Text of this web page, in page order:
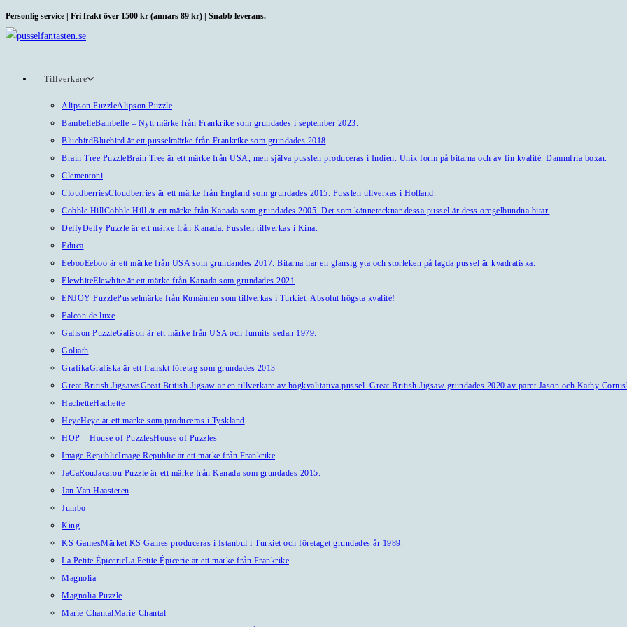
Hoppa
till
Personlig service | Fri frakt över 1500 kr (annars 89 kr) | Snabb leverans.
Tillverkare
Alipson PuzzleAlipson Puzzle
BambelleBambelle – Nytt märke från Frankrike som grundades i september 2023.
BluebirdBluebird är ett pusselmärke från Frankrike som grundades 2018
Brain Tree PuzzleBrain Tree är ett märke från USA, men själva pusslen produceras i Indien. Unik form på bitarna och av fin kvalité. Dammfria boxar.
Clementoni
CloudberriesCloudberries är ett märke från England som grundades 2015. Pusslen tillverkas i Holland.
Cobble HillCobble Hill är ett märke från Kanada som grundades 2005. Det som kännetecknar dessa pussel är dess oregelbundna bitar.
DelfyDelfy Puzzle är ett märke från Kanada. Pusslen tillverkas i Kina.
Educa
EebooEeboo är ett märke från USA som grundandes 2017. Bitarna har en glansig yta och storleken på lagda pussel är kvadratiska.
ElewhiteElewhite är ett märke från Kanada som grundades 2021
ENJOY PuzzlePusselmärke från Rumänien som tillverkas i Turkiet. Absolut högsta kvalité!
Falcon de luxe
Galison PuzzleGalison är ett märke från USA och funnits sedan 1979.
Goliath
GrafikaGrafiska är ett franskt företag som grundades 2013
Great British JigsawsGreat British Jigsaw är en tillverkare av högkvalitativa pussel. Great British Jigsaw grundades 2020 av paret Jason och Kathy
HachetteHachette
HeyeHeye är ett märke som produceras i Tyskland
HOP – House of PuzzlesHouse of Puzzles
Image RepublicImage Republic är ett märke från Frankrike
JaCaRouJacarou Puzzle är ett märke från Kanada som grundades 2015.
Jan Van Haasteren
Jumbo
King
KS GamesMärket KS Games produceras i Istanbul i Turkiet och företaget grundades år 1989.
La Petite ÉpicerieLa Petite Épicerie är ett märke från Frankrike
Magnolia
Magnolia Puzzle
Marie-ChantalMarie-Chantal